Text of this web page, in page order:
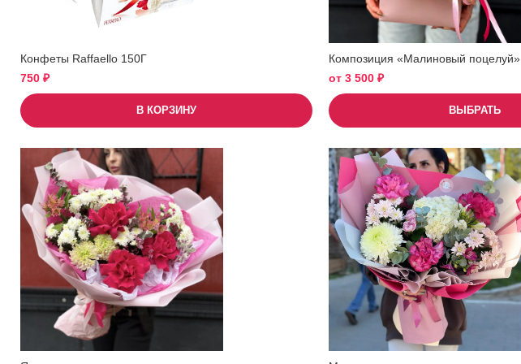
Конфеты Raffaello 150Г
750 ₽
В КОРЗИНУ
Композиция «Малиновый поцелуй»
от 3 500 ₽
ВЫБРАТЬ